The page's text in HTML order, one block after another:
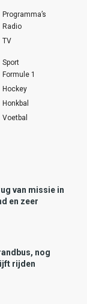
Programma’s
Radio
TV
Sport
Formule 1
Hockey
Honkbal
Voetbal
van missie in
en zeer
nog
rijden